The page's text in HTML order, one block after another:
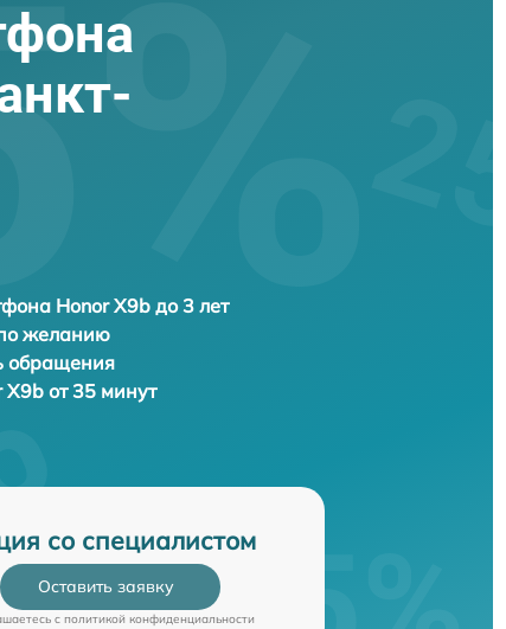
Honor X9b до 3 лет
желанию
обращения
от 35 минут
со специалистом
Оставить заявку
c политикой конфиденциальности